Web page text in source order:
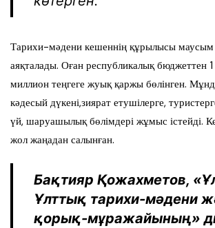
Тарихи-мәдени кешеннің құрылысы
аяқталады. Оған республикалық бюджеттен
миллион теңгеге жуық қаржы бөлінген.
кәдесый дүкені,зиярат етушілерге,
үй, шаруашылық бөлімдері жұмыс істейді.
жол жаңадан салынған.
Бақтияр Қожахметов,
Ұлттық тарихи-мәдени
қорық-мұражайының»